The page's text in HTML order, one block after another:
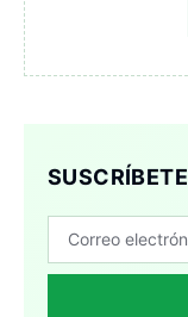
SUSCRÍBETE